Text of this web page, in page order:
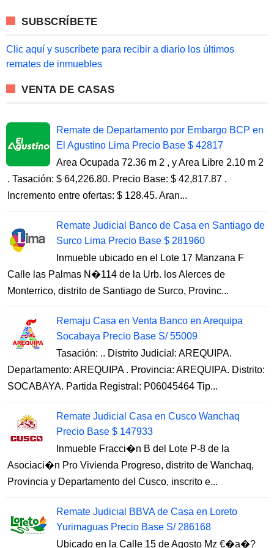
h
o
:
SUBSCRÍBETE
Clic aquí y suscríbete para recibir a diario los últimos
remates de inmuebles
VENTA DE CASAS
Remate de Departamento por Embargo BCP en
El Agustino Lima Precio Base $ 42817
Area Ocupada 72.36 m 2 , y Area Libre 2.10 m 2
. Tasación: $ 64,226.80. Precio Base: $ 42,817.87 .
Incremento entre ofertas: $ 128.45. Aran...
Remate Judicial Banco de Casa en Santiago de
Surco Lima Precio Base $ 281960
Inmueble ubicado en el Lote 17 Manzana F
Calle las Palmas N�114 de la Urb. los Alerces de
Monterrico, distrito de Santiago de Surco, Provinc...
Remaju Casa en Venta Banco en Arequipa
Socabaya Precio Base S/ 55009
Tasación: .. Distrito Judicial: AREQUIPA.
Departamento: AREQUIPA . Provincia: AREQUIPA. Distrito:
SOCABAYA. Partida Registral: P06045464 Tip...
Remate Judicial Casa en Cusco Wanchaq
Precio Base $ 147933
Inmueble Fracci�n B del Lote P-8 de la
Asociaci�n Pro Vivienda Progreso, distrito de Wanchaq,
Provincia y Departamento del Cusco, inscrito e...
Remate Judicial BBVA de Casa en Loreto
Yurimaguas Precio Base S/ 286168
Ubicado en la Calle 15 de Agosto Mz €�a�?